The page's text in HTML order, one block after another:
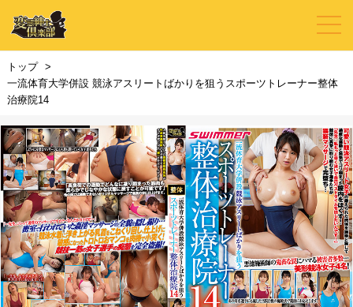
トップ
一流体育大学併設 競泳アスリートばかりを狙うスポーツトレーナー整体
治療院14